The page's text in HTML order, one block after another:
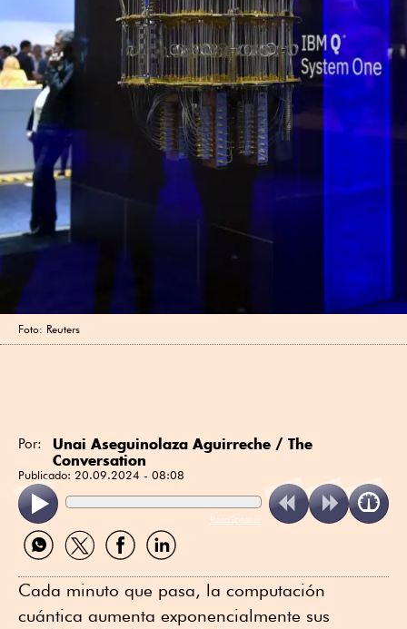
Foto: Reuters
Por:
Unai Aseguinolaza Aguirreche / The
Conversation
Publicado: 20.09.2024 - 08:08
ReadSpeaker
Compartir
por
Compartir
por
Compartir
por
Compartir
por
Cada minuto que pasa, la computación
cuántica aumenta exponencialmente sus